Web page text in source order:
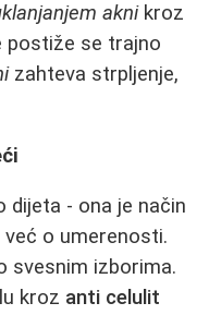
aknikroz
postiže se trajno
zahteva strpljenje,
dijeta - ona je način
o umerenosti.
svesnim izborima.
kroz anti celulit